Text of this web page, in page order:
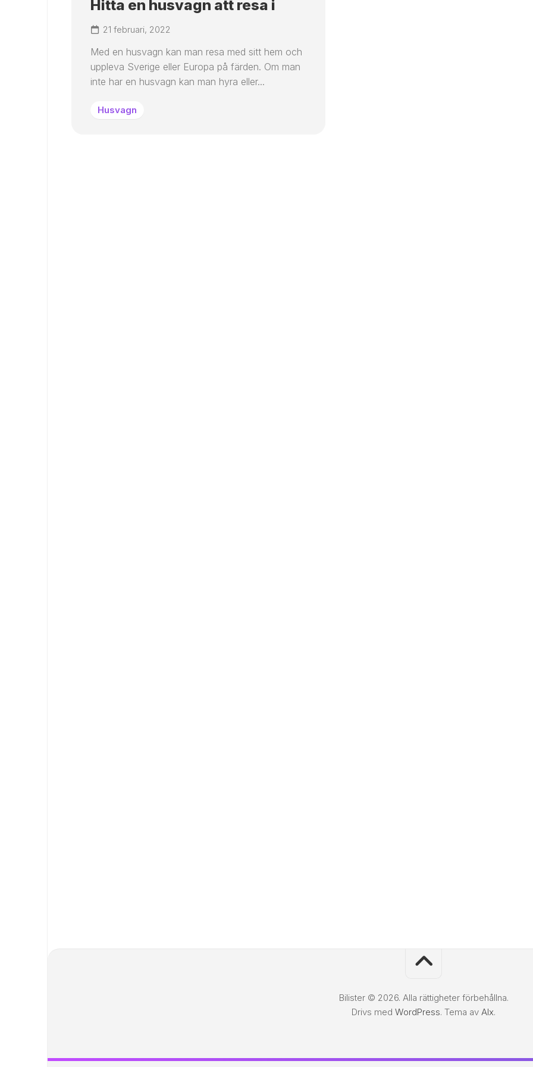
Hitta en husvagn att resa i
21 februari, 2022
Med en husvagn kan man resa med sitt hem och
uppleva Sverige eller Europa på färden. Om man
inte har en husvagn kan man hyra eller...
Husvagn
Bilister © 2026. Alla rättigheter förbehållna.
Drivs med WordPress. Tema av Alx.